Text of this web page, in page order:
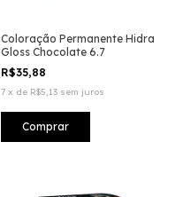
Coloração Permanente Hidra
Gloss Chocolate 6.7
R$35,88
7 x de R$5,13 sem juros